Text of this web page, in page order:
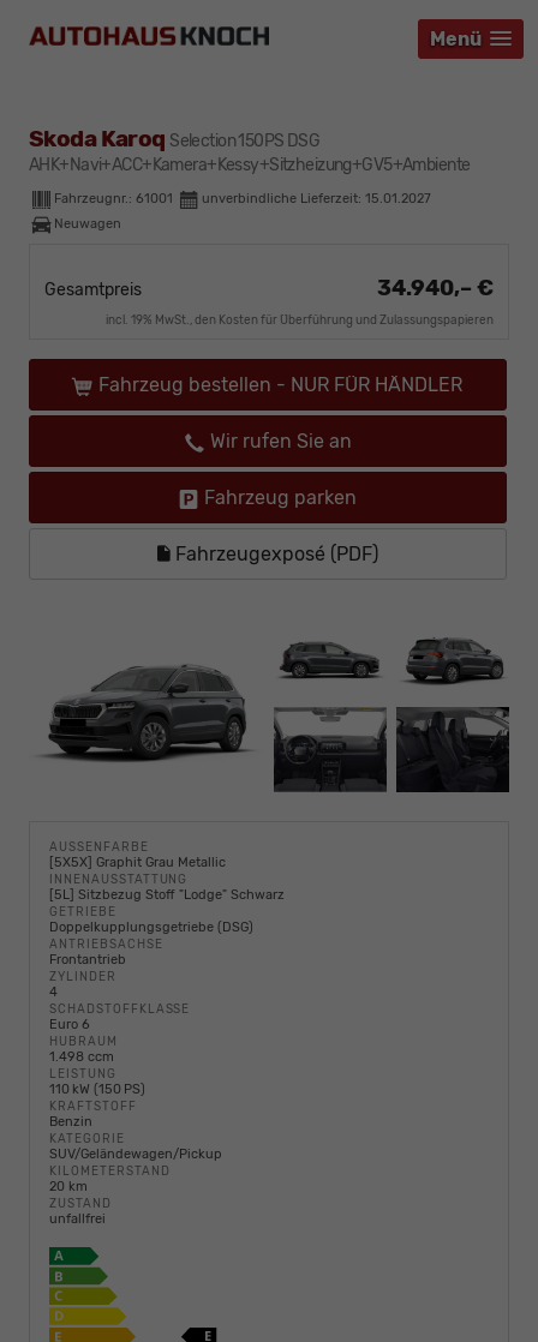
Menü
Menü
Menü
Skoda Karoq Selection 150PS DSG
AHK+Navi+ACC+Kamera+Kessy+Sitzheizung+GV5+Ambiente
Fahrzeugnr.: 61001 unverbindliche Lieferzeit: 15.01.2027
Neuwagen
Gesamtpreis 34.940,– €
incl. 19% MwSt., den Kosten für Überführung und Zulassungspapieren
Fahrzeug bestellen - NUR FÜR HÄNDLER
Wir rufen Sie an
Fahrzeug parken
Fahrzeugexposé (PDF)
AUSSENFARBE
[5X5X] Graphit Grau Metallic
INNENAUSSTATTUNG
[5L] Sitzbezug Stoff "Lodge" Schwarz
GETRIEBE
Doppelkupplungsgetriebe (DSG)
ANTRIEBSACHSE
Frontantrieb
ZYLINDER
4
SCHADSTOFFKLASSE
Euro 6
HUBRAUM
1.498 ccm
LEISTUNG
110 kW (150 PS)
KRAFTSTOFF
Benzin
KATEGORIE
SUV/Geländewagen/Pickup
KILOMETERSTAND
20 km
ZUSTAND
unfallfrei